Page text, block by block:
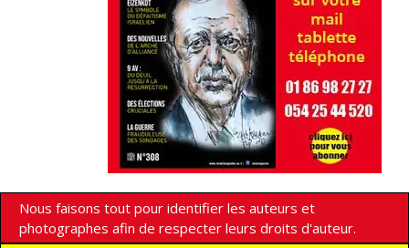
Nous faisons tout pour identifier les auteurs et
photographes afin de respecter leurs droits d'auteur.